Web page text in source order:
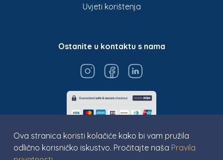
Uvjeti korištenja
Ostanite u kontaktu s nama
Ova stranica koristi kolačiće kako bi vam pružila
odlično korisničko iskustvo. Pročitajte naša Pravila